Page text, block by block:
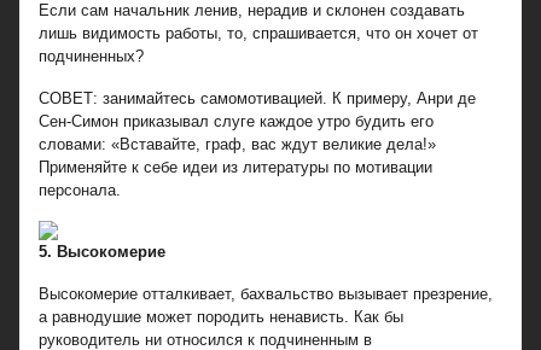
Если сам начальник ленив, нерадив и склонен создавать
лишь видимость работы, то, спрашивается, что он хочет от
подчиненных?
СОВЕТ: занимайтесь самомотивацией. К примеру, Анри де
Сен-Симон приказывал слуге каждое утро будить его
словами: «Вставайте, граф, вас ждут великие дела!»
Применяйте к себе идеи из литературы по мотивации
персонала.
5. Высокомерие
Высокомерие отталкивает, бахвальство вызывает презрение,
а равнодушие может породить ненависть. Как бы
руководитель ни относился к подчиненным в